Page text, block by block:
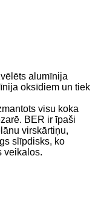
alumīnija
oksīdiem un tiek
visu koka
BER ir īpaši
virskārtiņu,
slīpdisks, ko
veikalos.